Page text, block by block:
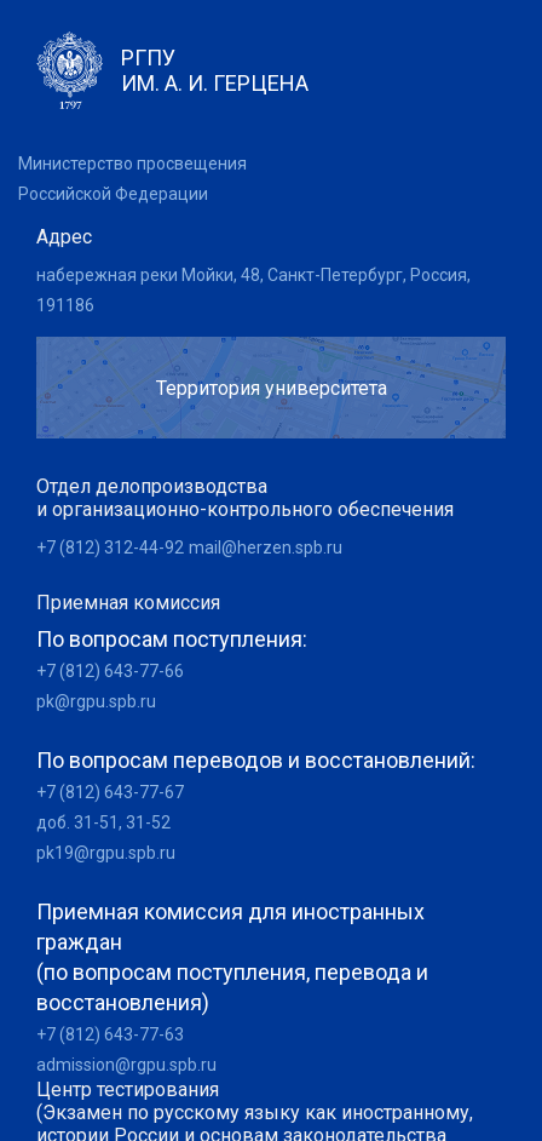
РГПУ
ИМ. А. И. ГЕРЦЕНА
Министерство просвещения
Российской Федерации
Адрес
набережная реки Мойки, 48, Санкт-Петербург, Россия,
191186
Территория университета
Отдел делопроизводства
и организационно-контрольного обеспечения
+7 (812) 312-44-92 mail@herzen.spb.ru
Приемная комиссия
По вопросам поступления:
+7 (812) 643-77-66
pk@rgpu.spb.ru
По вопросам переводов и восстановлений:
+7 (812) 643-77-67
доб. 31-51, 31-52
pk19@rgpu.spb.ru
Приемная комиссия для иностранных
граждан
(по вопросам поступления, перевода и
восстановления)
+7 (812) 643-77-63
admission@rgpu.spb.ru
Центр тестирования
(Экзамен по русскому языку как иностранному,
истории России и основам законодательства